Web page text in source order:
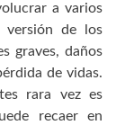
a varios
versión de los
graves, daños
de vidas.
rara vez es
recaer en